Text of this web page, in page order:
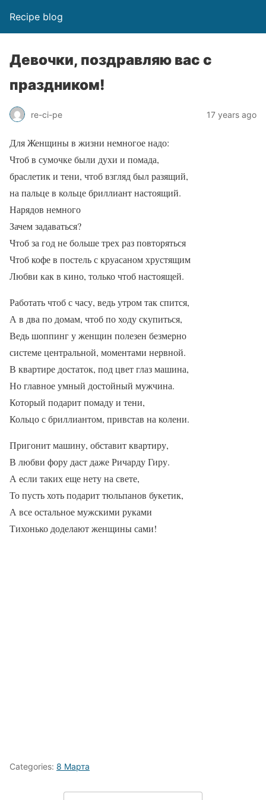
Recipe blog
Девочки, поздравляю вас с
праздником!
re-ci-pe 17 years ago
Для Женщины в жизни немногое надо:
Чтоб в сумочке были духи и помада,
браслетик и тени, чтоб взгляд был разящий,
на пальце в кольце бриллиант настоящий.
Нарядов немного
Зачем задаваться?
Чтоб за год не больше трех раз повторяться
Чтоб кофе в постель с круасаном хрустящим
Любви как в кино, только чтоб настоящей.
Работать чтоб с часу, ведь утром так спится,
А в два по домам, чтоб по ходу скупиться,
Ведь шоппинг у женщин полезен безмерно
системе центральной, моментами нервной.
В квартире достаток, под цвет глаз машина,
Но главное умный достойный мужчина.
Который подарит помаду и тени,
Кольцо с бриллиантом, привстав на колени.
Пригонит машину, обставит квартиру,
В любви фору даст даже Ричарду Гиру.
А если таких еще нету на свете,
То пусть хоть подарит тюльпанов букетик,
А все остальное мужскими руками
Тихонько доделают женщины сами!
Categories: 8 Марта